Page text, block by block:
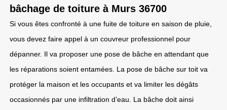
bâchage de toiture à Murs 36700
Si vous êtes confronté à une fuite de toiture en saison de pluie,
vous devez faire appel à un couvreur professionnel pour
dépanner. Il va proposer une pose de bâche en attendant que
les réparations soient entamées. La pose de bâche sur toit va
protéger la maison et les occupants et va limiter les dégâts
occasionnés par une infiltration d’eau. La bâche doit ainsi